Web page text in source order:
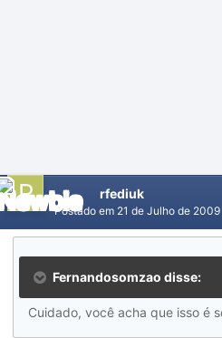
rfediuk
Postado em 21 de Julho de 2009
Fernandosomzao disse:
Cuidado, você acha que isso é